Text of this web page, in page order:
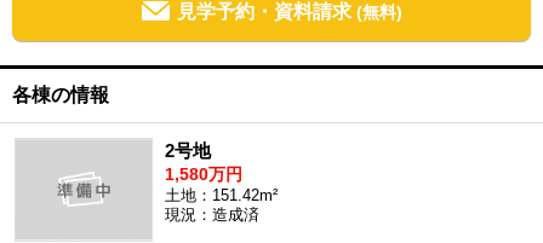
見学予約・資料請求 (無料)
各棟の情報
2号地
1,580万円
土地：151.42m²
現況：造成済